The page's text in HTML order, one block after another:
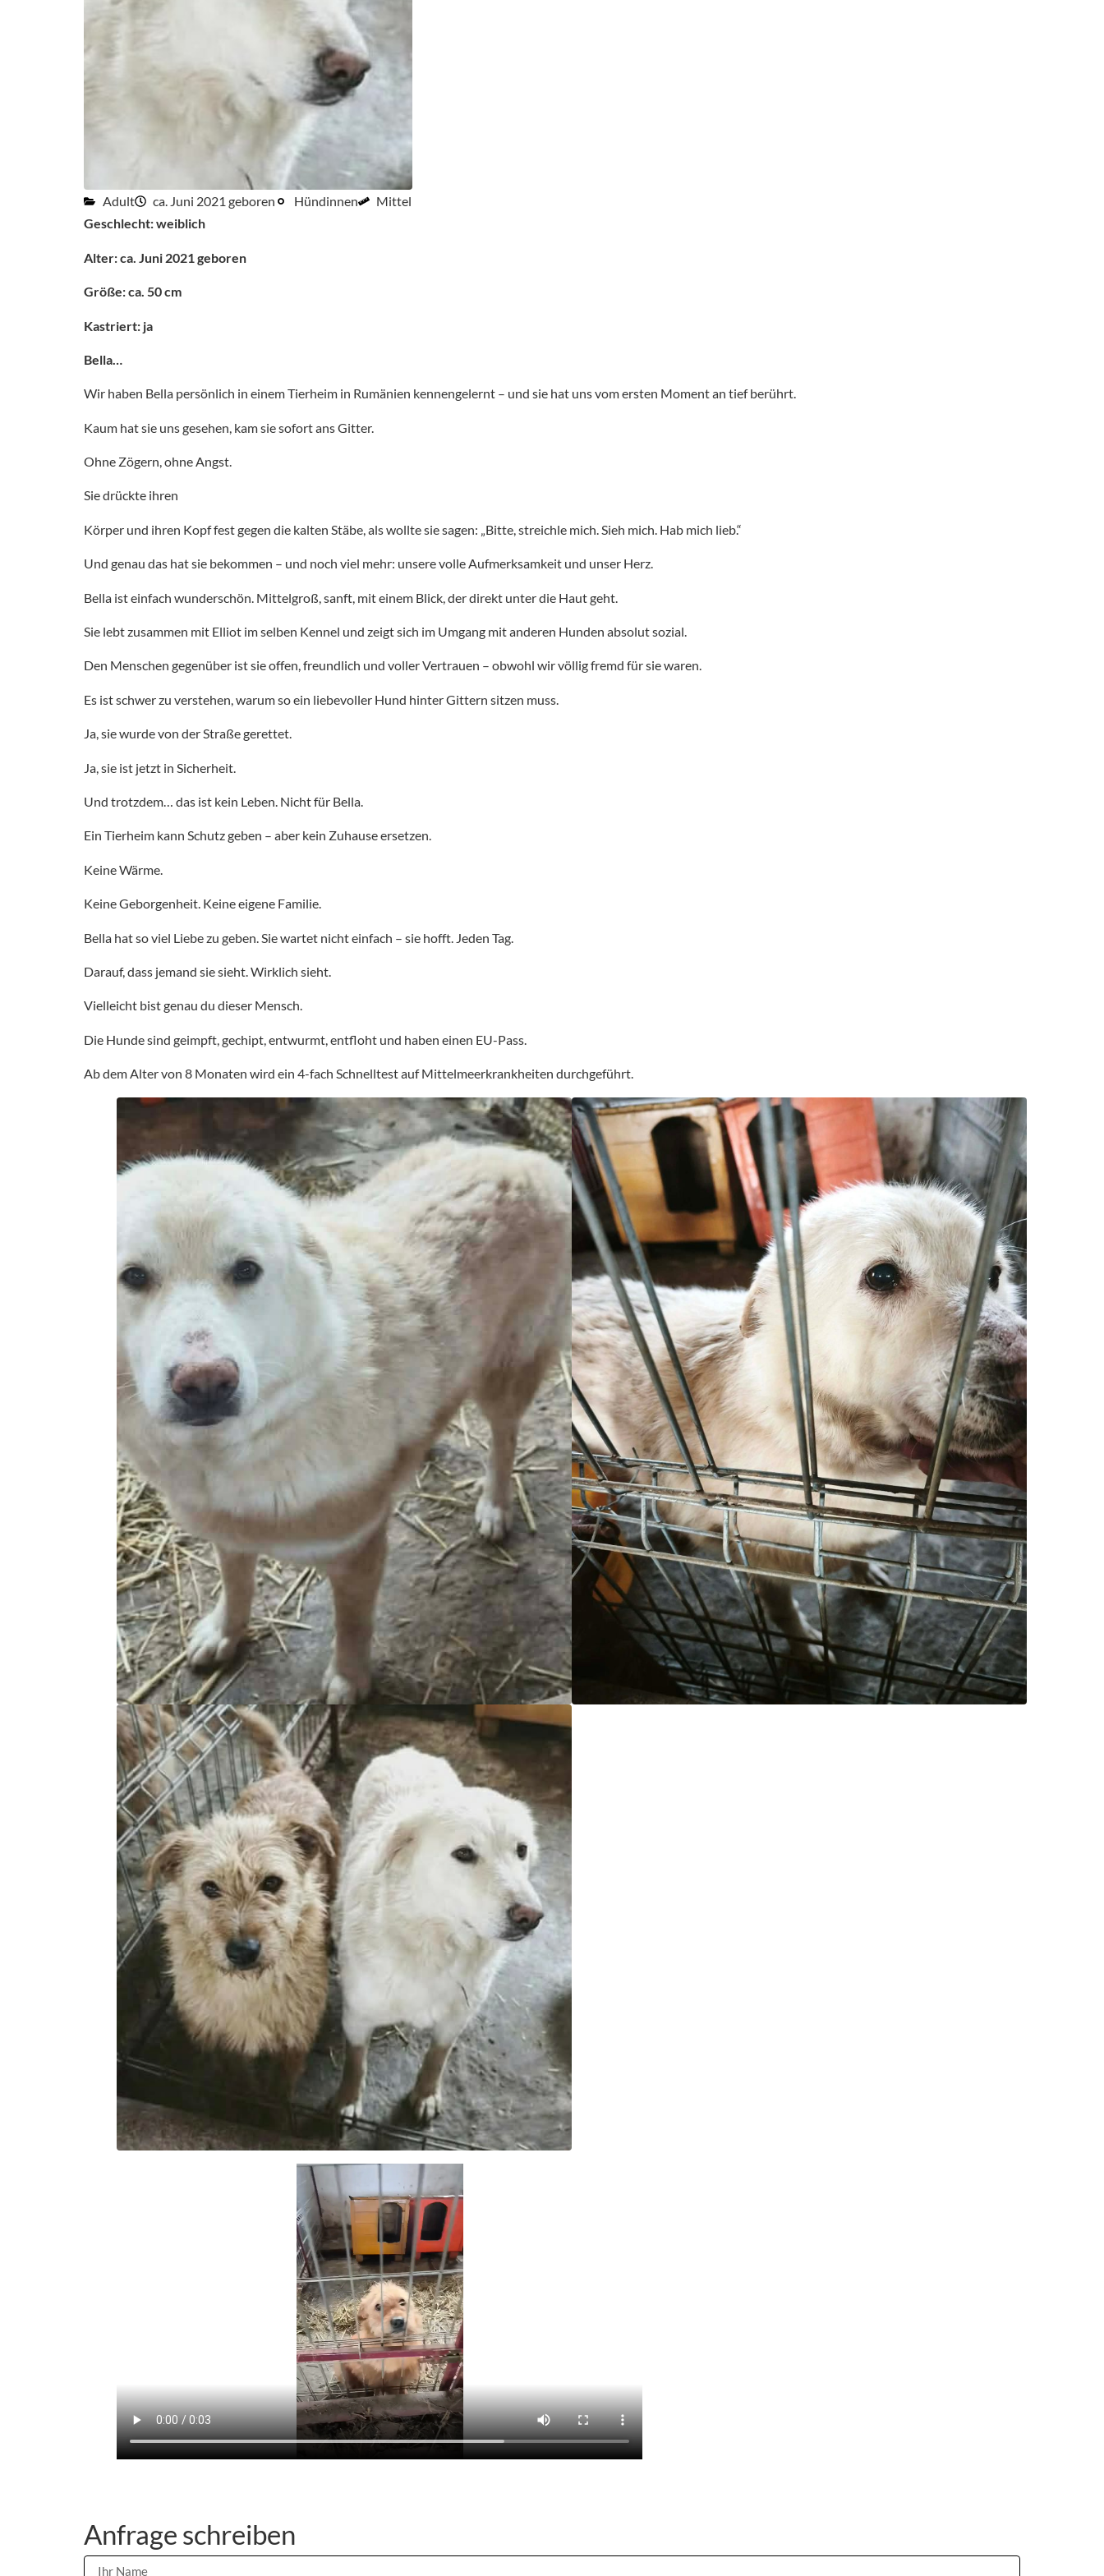
Adult ca. Juni 2021 geboren Hündinnen
Mittel
Geschlecht: weiblich
Alter: ca. Juni 2021 geboren
Größe: ca. 50 cm
Kastriert: ja
Bella…
Wir haben Bella persönlich in einem Tierheim in Rumänien kennengelernt – und sie hat uns vom ersten Moment an tief berührt.
Kaum hat sie uns gesehen, kam sie sofort ans Gitter.
Ohne Zögern, ohne Angst.
Sie drückte ihren
Körper und ihren Kopf fest gegen die kalten Stäbe, als wollte sie sagen: „Bitte, streichle mich. Sieh mich. Hab mich lieb.“
Und genau das hat sie bekommen – und noch viel mehr: unsere volle Aufmerksamkeit und unser Herz.
Bella ist einfach wunderschön. Mittelgroß, sanft, mit einem Blick, der direkt unter die Haut geht.
Sie lebt zusammen mit Elliot im selben Kennel und zeigt sich im Umgang mit anderen Hunden absolut sozial.
Den Menschen gegenüber ist sie offen, freundlich und voller Vertrauen – obwohl wir völlig fremd für sie waren.
Es ist schwer zu verstehen, warum so ein liebevoller Hund hinter Gittern sitzen muss.
Ja, sie wurde von der Straße gerettet.
Ja, sie ist jetzt in Sicherheit.
Und trotzdem… das ist kein Leben. Nicht für Bella.
Ein Tierheim kann Schutz geben – aber kein Zuhause ersetzen.
Keine Wärme.
Keine Geborgenheit. Keine eigene Familie.
Bella hat so viel Liebe zu geben. Sie wartet nicht einfach – sie hofft. Jeden Tag.
Darauf, dass jemand sie sieht. Wirklich sieht.
Vielleicht bist genau du dieser Mensch.
Die Hunde sind geimpft, gechipt, entwurmt, entfloht und haben einen EU-Pass.
Ab dem Alter von 8 Monaten wird ein 4-fach Schnelltest auf Mittelmeerkrankheiten durchgeführt.
Anfrage schreiben